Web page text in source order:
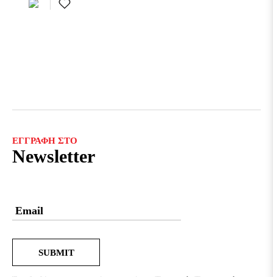
ΕΓΓΡΑΦΉ ΣΤΟ
Newsletter
SUBMIT